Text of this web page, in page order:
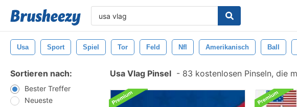
Usa Sport Spiel Tor Feld Nfl Amerikanisch Ball
Sortieren nach:
Bester Treffer
Neueste
Usa Vlag Pinsel - 83 kostenlosen Pinseln, die